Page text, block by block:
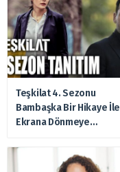
Teşkilat 4. Sezonu
Bambaşka Bir Hikaye İle
Ekrana Dönmeye